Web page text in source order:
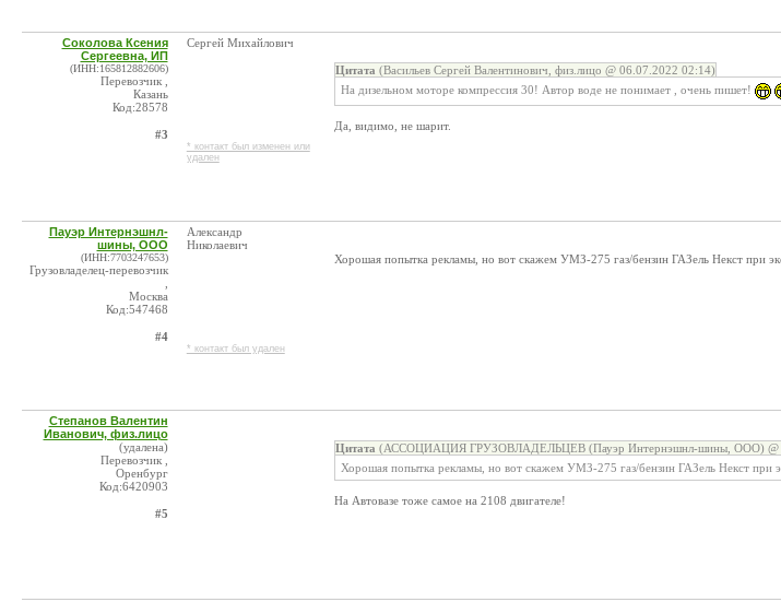
Соколова Ксения
Сергеевна, ИП
(ИНН:165812882606)
Перевозчик ,
Казань
Код:28578
#3
Сергей Михайлович
* контакт был изменен или
удален
Цитата (Васильев Сергей Валентинович, физ.лицо @ 06.07.2022 02:14)
На дизельном моторе компрессия 30! Автор воде не понимает , очень пишет!
Да, видимо, не шарит.
Пауэр Интернэшнл-
шины, ООО
(ИНН:7703247653)
Грузовладелец-перевозчик
Москва
Код:547468
#4
Александр
Николаевич
* контакт был удален
Хорошая попытка рекламы, но вот скажем УМЗ-275 газ/бензин ГАЗель Некст при
Степанов Валентин
Иванович, физ.лицо
(удалена)
Перевозчик ,
Оренбург
Код:6420903
#5
Цитата (АССОЦИАЦИЯ ГРУЗОВЛАДЕЛЬЦЕВ (Пауэр Интернэшнл-шины, ООО) @
Хорошая попытка рекламы, но вот скажем УМЗ-275 газ/бензин ГАЗель Некст при
На Автовазе тоже самое на 2108 двигателе!